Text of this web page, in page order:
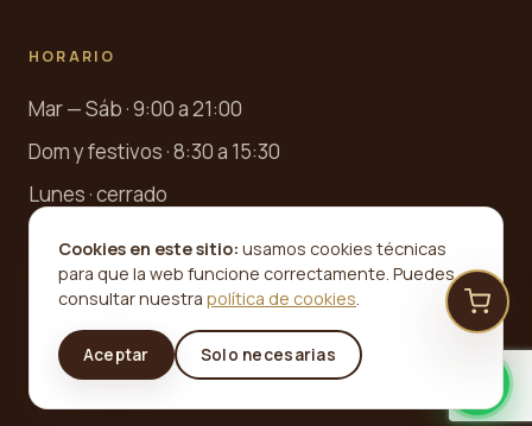
HORARIO
Mar — Sáb · 9:00 a 21:00
Dom y festivos · 8:30 a 15:30
Lunes · cerrado
2026
Confitería Emilio Marín · Desde 1945. Todos los
derechos reservados.
Aviso legal
Cookies en este sitio: usamos cookies técnicas
para que la web funcione correctamente. Puedes
consultar nuestra política de cookies.
Aceptar Solo necesarias